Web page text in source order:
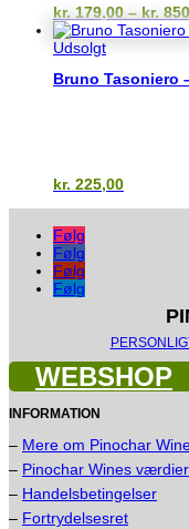
kr. 179,00 – kr.
Udsolgt
Bruno Tasoniero
kr. 225,00
Følg
Følg
Følg
Følg
WEBSHOP
INFORMATION
– Mere om Pinochar
– Pinochar Wines værdier
– Handelsbetingelser
– Fortrydelsesret